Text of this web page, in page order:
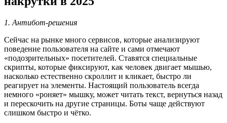
1. Антибот-решения
Сейчас на рынке много сервисов, которые анализируют
поведение пользователя на сайте и сами отмечают
«подозрительных» посетителей. Ставятся специальные
скрипты, которые фиксируют, как человек двигает мышью,
насколько естественно скроллит и кликает, быстро ли
реагирует на элементы. Настоящий пользователь всегда
немного «роняет» мышку, может читать текст, вернуться назад
и перескочить на другие страницы. Боты чаще действуют
слишком быстро и чётко.